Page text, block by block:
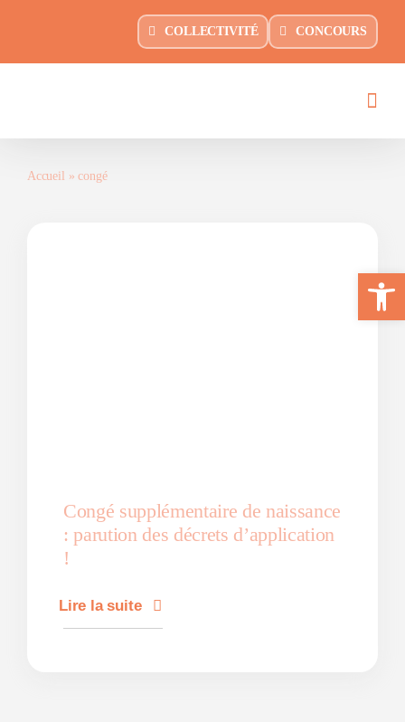
contenu
COLLECTIVITÉ CONCOURS
Accueil »congé
Congé supplémentaire de naissance
: parution des décrets d’application
!
Lire la suite
Ouvrir